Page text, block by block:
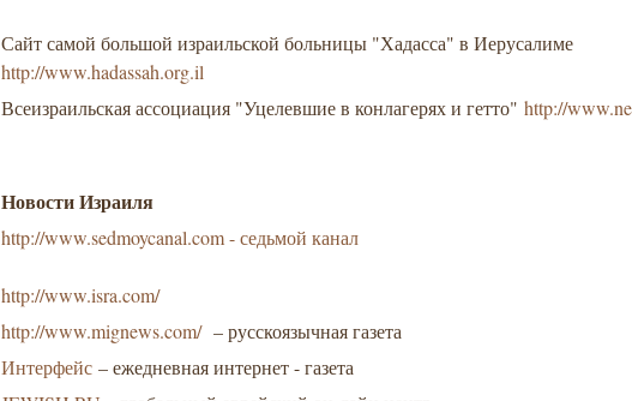
Сайт самой большой израильской больницы "Хадасса" в Иерусалиме
http://www.hadassah.org.il
Всеизраильская ассоциация "Уцелевшие в конлагерях и гетто"http://
Новости Израиля
http://www.sedmoycanal.com - седьмой канал
http://www.isra.com/
http://www.mignews.com/– русскоязычная газета
Интерфейс– ежедневная интернет - газета